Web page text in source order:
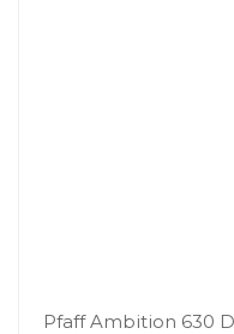
Pfaff Ambition 630